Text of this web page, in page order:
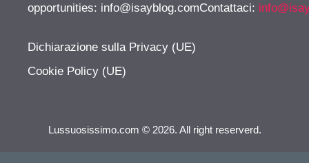
opportunities: info@isayblog.comContattaci:
Dichiarazione sulla Privacy (UE)
Cookie Policy (UE)
Lussuosissimo.com © 2026. All right reserverd.